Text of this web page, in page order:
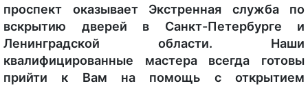
проспект оказывает Экстренная служба по
вскрытию дверей в Санкт-Петербурге и
Ленинградской области. Наши
квалифицированные мастера всегда готовы
прийти к Вам на помощь с открытием